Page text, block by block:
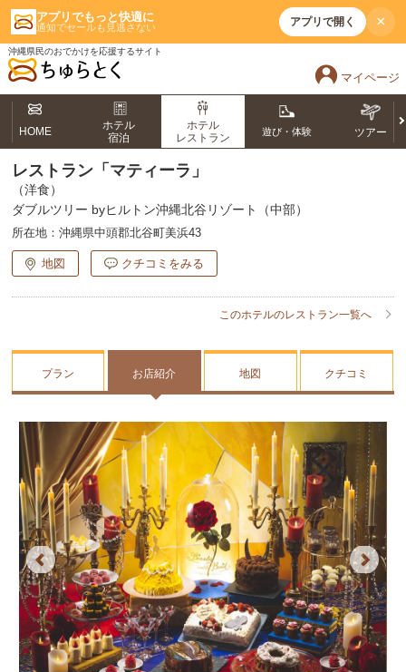
アプリでもっと快適に
通知でセールも見逃さない アプリで開く ×
沖縄県民のおでかけを応援するサイト
マイページ
HOME
ホテル
宿泊
ホテル
レストラン
遊び・体験 ツアー
レストラン「マティーラ」
（洋食）
ダブルツリー byヒルトン沖縄北谷リゾート（中部）
所在地： 沖縄県中頭郡北谷町美浜43
地図 クチコミをみる
このホテルのレストラン一覧へ
プラン お店紹介 地図 クチコミ
Previous Next